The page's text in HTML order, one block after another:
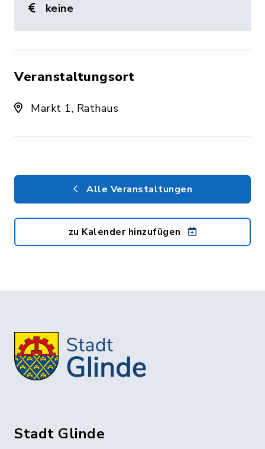
keine
Veranstaltungsort
Markt 1, Rathaus
Alle Veranstaltungen
zu Kalender hinzufügen
Stadt Glinde